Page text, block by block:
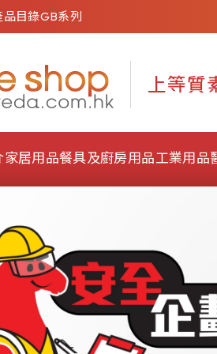
品目錄GB系列
家居用品餐具及廚房用品工業用品